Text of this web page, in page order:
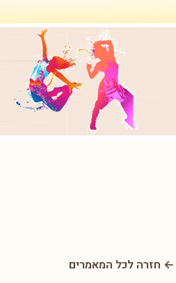
← חזרה לכל המאמרים